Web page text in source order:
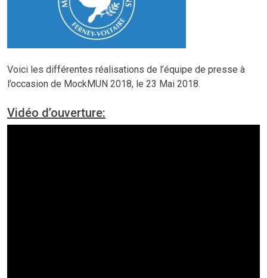
Voici les différentes réalisations de l’équipe de presse à
l’occasion de MockMUN 2018, le 23 Mai 2018.
Vidéo d’ouverture: